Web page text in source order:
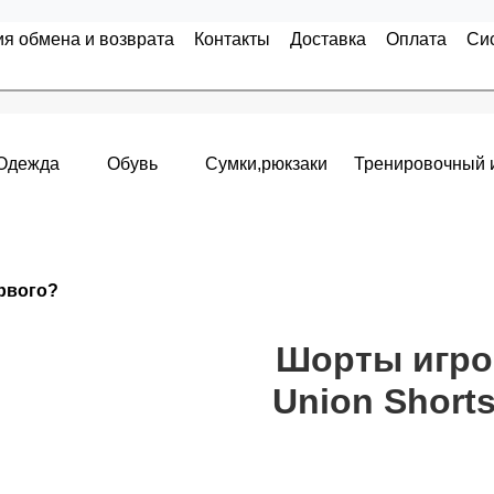
обмена и возврата Контакты Доставка Оплата
Обувь Сумки,рюкзаки
Тренировочный
от стоимости вашего заказа, общая сумма заказа
Шорты
Union